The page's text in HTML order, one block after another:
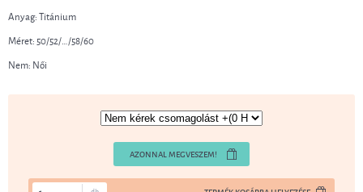
Anyag: Titánium
Méret: 50/52/…/58/60
Nem: Női
AZONNAL MEGVESZEM!